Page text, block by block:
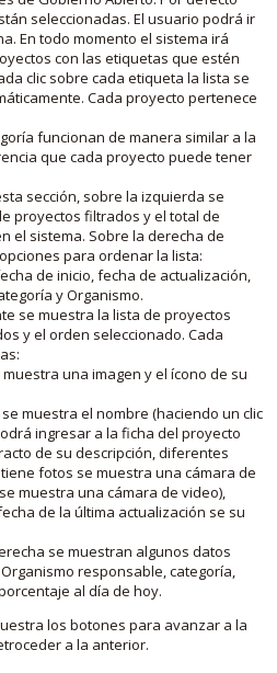
seleccionadas. El usuario podrá ir
En todo momento el sistema irá
con las etiquetas que estén
clic sobre cada etiqueta la lista se
Cada proyecto pertenece
funcionan de manera similar a la
que cada proyecto puede tener
sección, sobre la izquierda se
proyectos filtrados y el total de
el sistema. Sobre la derecha de
para ordenar la lista:
de inicio, fecha de actualización,
y Organismo.
se muestra la lista de proyectos
y el orden seleccionado. Cada
una imagen y el ícono de su
muestra el nombre (haciendo un clic
ingresar a la ficha del proyecto
de su descripción, diferentes
fotos se muestra una cámara de
muestra una cámara de video),
de la última actualización se su
se muestran algunos datos
responsable, categoría,
al día de hoy.
los botones para avanzar a la
a la anterior.